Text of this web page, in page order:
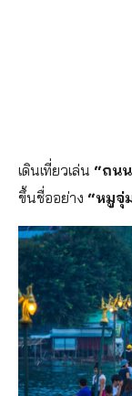
เดินเที่ยวเล่น “ถน
ขึ้นชื่ออย่าง “หมูจุ่